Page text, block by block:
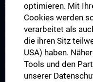
STUDIES, TRAINING AND
Humanstudium UN 202 -
KPJ - Klinisch Praktisches
Famulaturen/Traineeships
Diplomarbeiten
optimieren. Mit
Cookies werden
verarbeitet als
die ihren Sitz
USA) haben.
Tools und den
unserer